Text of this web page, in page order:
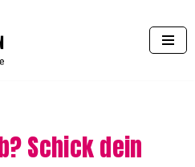
Schick dein